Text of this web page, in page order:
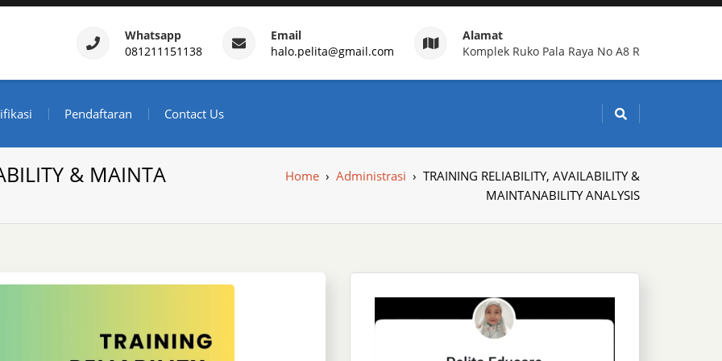
– Daftar Training Indonesia
Whatsapp
081211151138
Email
halo.pelita@gmail.com
Alamat
Komplek Ruko Pala Raya No A8 R
Pendaftaran Contact Us
& MAINTA Home › Administrasi › TRAINING RELIABILITY, AVAILABILITY &
MAINTANABILITY ANALYSIS